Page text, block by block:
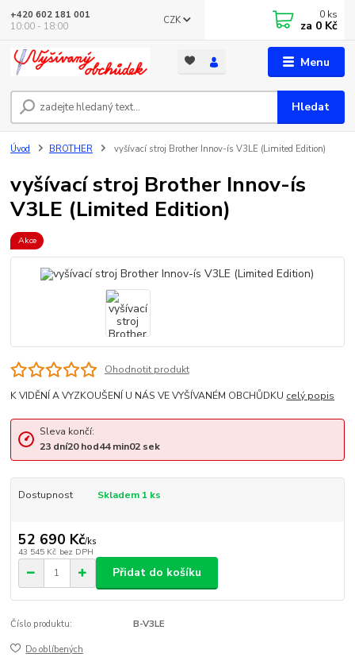
Menu
CZK
Hledat
+420 602 181 001
10:00 - 18:00
0 ks
za 0 Kč
Úvod BROTHER vyšívací stroj Brother Innov-ís V3LE (Limited Edition)
vyšívací stroj Brother Innov-ís
V3LE (Limited Edition)
Akce
Ohodnotit produkt
K VIDĚNÍ A VYZKOUŠENÍ U NÁS VE VYŠÍVANÉM OBCHŮDKU celý popis
Sleva končí:
23 dní20hod44min02sek
Dostupnost Skladem 1 ks
52 690 Kč/ks
43 545 Kč bez DPH
Přidat do košíku
Číslo produktu: B-V3LE
Do oblíbených